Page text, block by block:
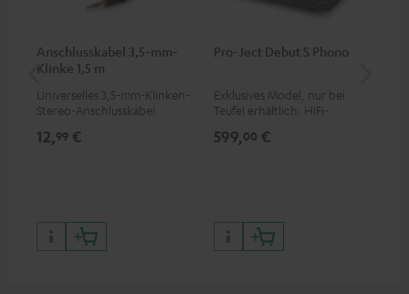
Anschlusskabel 3,5-mm-
Klinke 1,5 m
Universelles 3,5-mm-Klinken-
Stereo-Anschlusskabel
12,99 €
Pro-Ject Debut S Phono
Exklusives Model, nur bei
Teufel erhältlich: HiFi-
Spitzenklasse mit
599,00 €